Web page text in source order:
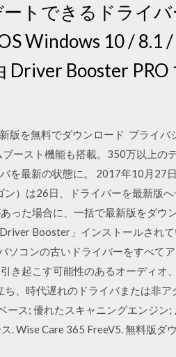
トできるドライバ
Windows 10 / 8.1
Booster PRO
版を無料でダウンロード プライバ
ースト機能も搭載。350万以上の
を最新の状態に。 2017年10月27
）は26日、ドライバーを最新版
った場合に、一括で最新版をダウ
Booster」インストールされ
コンの古いドライバーをすべて
き起こす可能性のあるオーディオ
、時代遅れのドライバまたは非ア
ス; 優れたスキャニングエンジン
. Wise Care 365 FreeV5. 無料版ダ